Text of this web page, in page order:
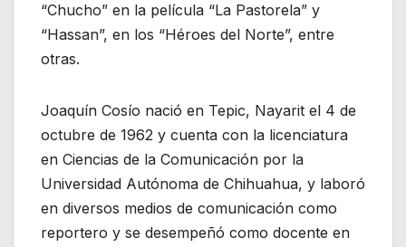
“Chucho” en la película “La Pastorela” y
“Hassan”, en los “Héroes del Norte”, entre
otras.
Joaquín Cosío nació en Tepic, Nayarit el 4 de
octubre de 1962 y cuenta con la licenciatura
en Ciencias de la Comunicación por la
Universidad Autónoma de Chihuahua, y laboró
en diversos medios de comunicación como
reportero y se desempeñó como docente en